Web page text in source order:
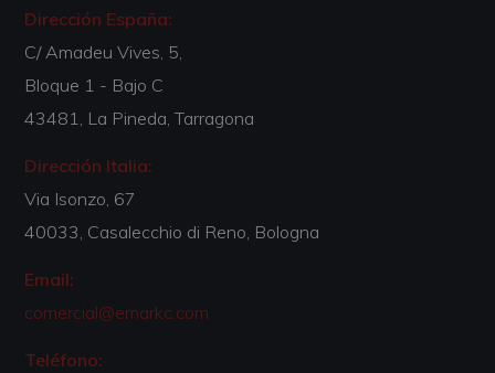
Dirección España:
C/ Amadeu Vives, 5,
Bloque 1 - Bajo C
43481, La Pineda, Tarragona
Dirección Italia:
Via Isonzo, 67
40033, Casalecchio di Reno, Bologna
Email:
comercial@emarkc.com
Teléfono: